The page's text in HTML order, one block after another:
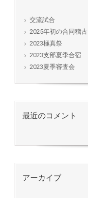
交流試合
2025年初の合同稽古
2023極真祭
2023支部夏季合宿
2023夏季審査会
最近のコメント
アーカイブ